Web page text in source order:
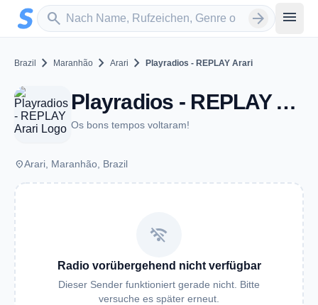
Zum Hauptinhalt springen
search
Sender suchen arrow_forward menu
Brazil chevron_right Maranhão chevron_right Arari chevron_right Playradios - REPLAY Arari
Playradios - REPLAY Arari - Arari
Os bons tempos voltaram!
placeArari, Maranhão, Brazil
wifi_off
Radio vorübergehend nicht verfügbar
Dieser Sender funktioniert gerade nicht. Bitte
versuche es später erneut.